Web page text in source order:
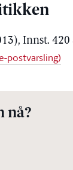
Innst. 420
postvarsling)
nå?